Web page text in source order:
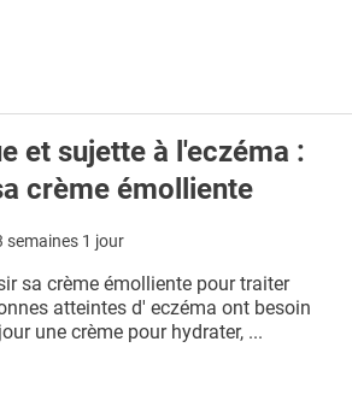
et sujette à l'eczéma :
crème émolliente
semaines 1 jour
sa crème émolliente pour traiter
atteintes d' eczéma ont besoin
une crème pour hydrater, ...